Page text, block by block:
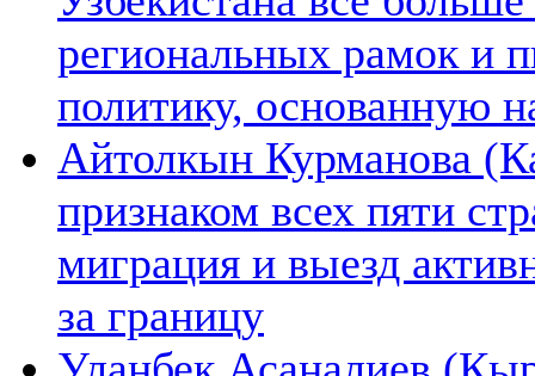
региональных рамок и
политику, основанную
Айтолкын Курманова
признаком всех пяти
миграция и выезд
за границу